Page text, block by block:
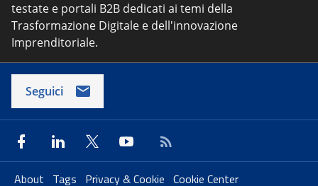
testate e portali B2B dedicati ai temi della
Trasformazione Digitale e dell'innovazione
Imprenditoriale.
Seguici
About Tags Privacy & Cookie Cookie Center